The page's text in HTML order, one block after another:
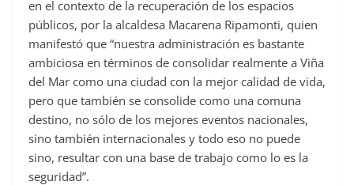
en el contexto de la recuperación de los espacios
públicos, por la alcaldesa Macarena Ripamonti, quien
manifestó que “nuestra administración es bastante
ambiciosa en términos de consolidar realmente a Viña
del Mar como una ciudad con la mejor calidad de vida,
pero que también se consolide como una comuna
destino, no sólo de los mejores eventos nacionales,
sino también internacionales y todo eso no puede
sino, resultar con una base de trabajo como lo es la
seguridad”.